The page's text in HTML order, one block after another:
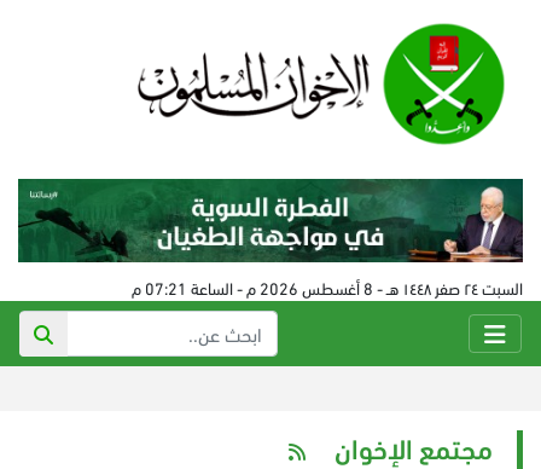
السبت ٢٤ صفر ١٤٤٨ هـ - 8 أغسطس 2026 م - الساعة 07:21 م
مجتمع الإخوان